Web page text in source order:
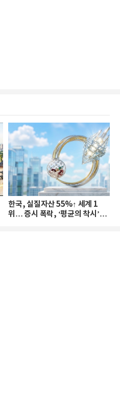
한국, 실질자산 55%↑ 세계 1
위… 증시 폭락, ‘평균의 착시’와